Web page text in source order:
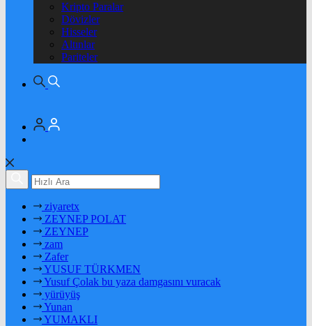
Kripto Paralar
Dövizler
Hisseler
Altınlar
Pariteler
ziyaretx
ZEYNEP POLAT
ZEYNEP
zam
Zafer
YUSUF TÜRKMEN
Yusuf Çolak bu yaza damgasını vuracak
yürüyüş
Yunan
YUMAKLI